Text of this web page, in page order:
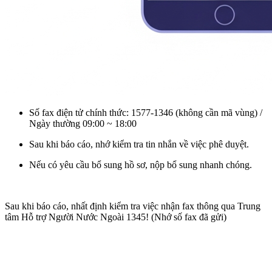
Số fax điện tử chính thức: 1577-1346 (không cần mã vùng) /
Ngày thường 09:00 ~ 18:00
Sau khi báo cáo, nhớ kiểm tra tin nhắn về việc phê duyệt.
Nếu có yêu cầu bổ sung hồ sơ, nộp bổ sung nhanh chóng.
Sau khi báo cáo, nhất định kiểm tra việc nhận fax thông qua Trung
tâm Hỗ trợ Người Nước Ngoài 1345! (Nhớ số fax đã gửi)